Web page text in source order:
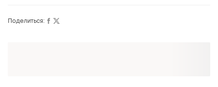
Поделиться: